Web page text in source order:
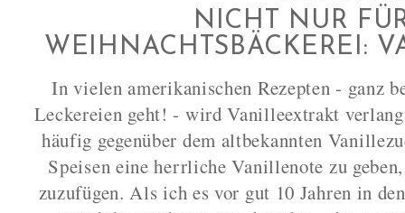
NICHT NUR
WEIHNACHTSBÄCKEREI:
In vielen amerikanischen Rezepten - ganz
Leckereien geht! - wird Vanilleextrakt
häufig gegenüber dem altbekannten
Speisen eine herrliche Vanillenote zu
zuzufügen. Als ich es vor gut 10 Jahren in